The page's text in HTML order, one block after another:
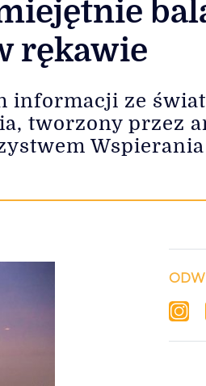
rękawie
informacji ze
tworzony przez
Wspierania